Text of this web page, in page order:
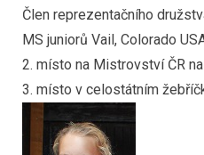
Člen reprezentačního
MS juniorů Vail, Colorado
2. místo na Mistrovství ČR
3. místo v celostátním